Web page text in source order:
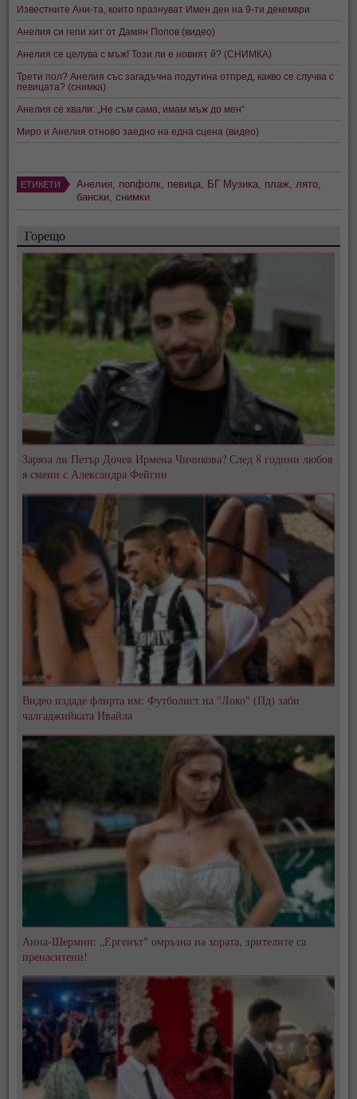
Известните Ани-та, които празнуват Имен ден на 9-ти декември
Анелия си гепи хит от Дамян Попов (видео)
Анелия се целува с мъж! Този ли е новият й? (СНИМКА)
Трети пол? Анелия със загадъчна подутина отпред, какво се случва с
певицата? (снимка)
Анелия се хвали: „Не съм сама, имам мъж до мен“
Миро и Анелия отново заедно на една сцена (видео)
ЕТИКЕТИ Анелия попфолк певица БГ Музика плаж лято
бански ,снимки
Горещо
Заряза ли Петър Дочев Ирмена Чичикова? След 8 години любов
я смени с Александра Фейгин
Видео издаде флирта им: Футболист на "Локо" (Пд) заби
чалгаджийката Ивайла
Анна-Шермин: „Ергенът" омръзна на хората, зрителите са
пренаситени!